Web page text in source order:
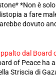
*Non è
a fare
dovuto
dal Board
of Peace ha
Striscia di